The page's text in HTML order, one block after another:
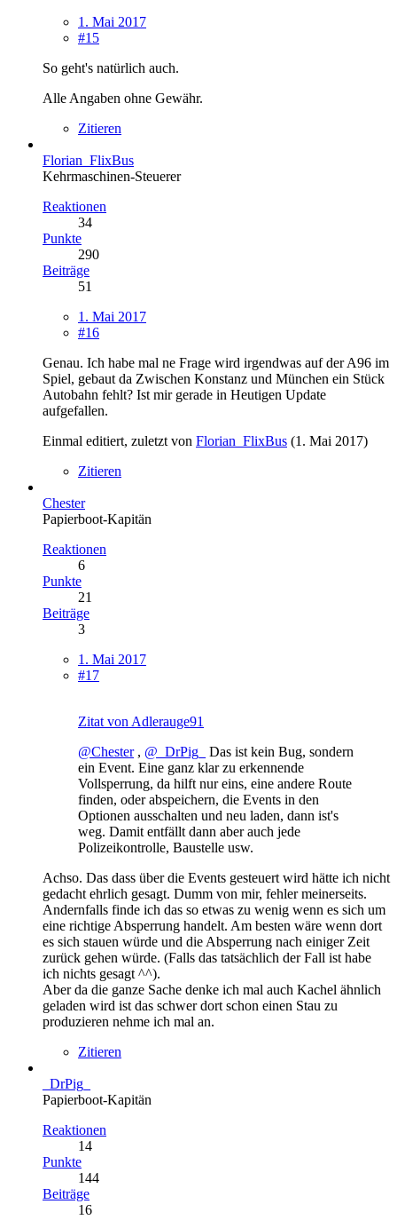
1. Mai 2017
#15
So geht's natürlich auch.
Alle Angaben ohne Gewähr.
Zitieren
Florian_FlixBus
Kehrmaschinen-Steuerer
Reaktionen
34
Punkte
290
Beiträge
51
1. Mai 2017
#16
Genau. Ich habe mal ne Frage wird irgendwas auf der A96 im
Spiel, gebaut da Zwischen Konstanz und München ein Stück
Autobahn fehlt? Ist mir gerade in Heutigen Update
aufgefallen.
Einmal editiert, zuletzt von Florian_FlixBus (1. Mai 2017)
Zitieren
Chester
Papierboot-Kapitän
Reaktionen
6
Punkte
21
Beiträge
3
1. Mai 2017
#17
Zitat von Adlerauge91
@Chester, @_DrPig_
Das ist kein Bug, sondern
ein Event. Eine ganz klar zu erkennende
Vollsperrung, da hilft nur eins, eine andere Route
finden, oder abspeichern, die Events in den
Optionen ausschalten und neu laden, dann ist's
weg. Damit entfällt dann aber auch jede
Polizeikontrolle, Baustelle usw.
Achso. Das dass über die Events gesteuert wird hätte ich nicht
gedacht ehrlich gesagt. Dumm von mir, fehler meinerseits.
Andernfalls finde ich das so etwas zu wenig wenn es sich um
eine richtige Absperrung handelt. Am besten wäre wenn dort
es sich stauen würde und die Absperrung nach einiger Zeit
zurück gehen würde. (Falls das tatsächlich der Fall ist habe
ich nichts gesagt ^^).
Aber da die ganze Sache denke ich mal auch Kachel ähnlich
geladen wird ist das schwer dort schon einen Stau zu
produzieren nehme ich mal an.
Zitieren
_DrPig_
Papierboot-Kapitän
Reaktionen
14
Punkte
144
Beiträge
16